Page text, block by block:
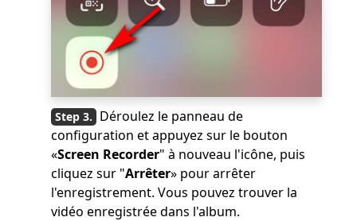
Déroulez le panneau de
configuration et appuyez sur le bouton
«Screen Recorder" à nouveau l'icône, puis
cliquez sur "Arrêter» pour arrêter
l'enregistrement. Vous pouvez trouver la
vidéo enregistrée dans l'album.